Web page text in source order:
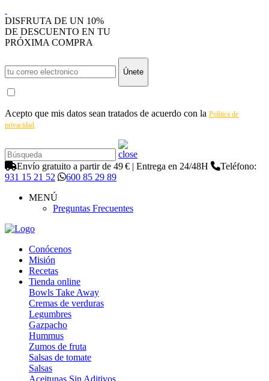
DISFRUTA DE UN 10%
DE DESCUENTO EN TU
PRÓXIMA COMPRA
Únete
Acepto que mis datos sean tratados de acuerdo con la Política de
privacidad
Envío gratuito a partir de 49 € | Entrega en 24/48H
Teléfono:
931 15 21 52
600 85 29 89
MENÚ
Preguntas Frecuentes
Conócenos
Misión
Recetas
Tienda online
Bowls Take Away
Cremas de verduras
Legumbres
Gazpacho
Hummus
Zumos de fruta
Salsas de tomate
Salsas
Aceitunas Sin Aditivos